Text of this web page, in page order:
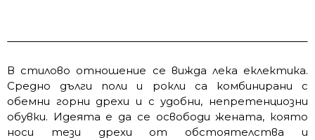
В стилово отношение се вижда лека еклектика.
Средно дълги поли и рокли са комбинирани с
обемни горни дрехи и с удобни, непретенциозни
обувки. Идеята е да се освободи жената, която
носи тези дрехи от обстоятелства и